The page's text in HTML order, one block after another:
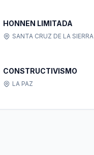
HONNEN LIMITADA
SANTA CRUZ DE LA SIERRA
CONSTRUCTIVISMO
LA PAZ